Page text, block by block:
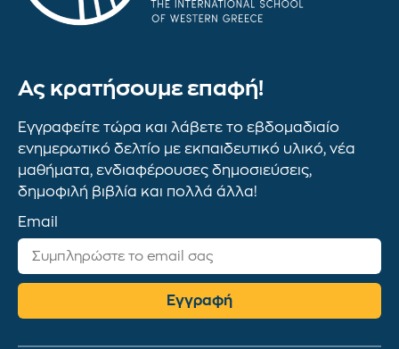
Ας κρατήσουμε επαφή!
Εγγραφείτε τώρα και λάβετε το εβδομαδιαίο
ενημερωτικό δελτίο με εκπαιδευτικό υλικό, νέα
μαθήματα, ενδιαφέρουσες δημοσιεύσεις,
δημοφιλή βιβλία και πολλά άλλα!
Email
Εγγραφή